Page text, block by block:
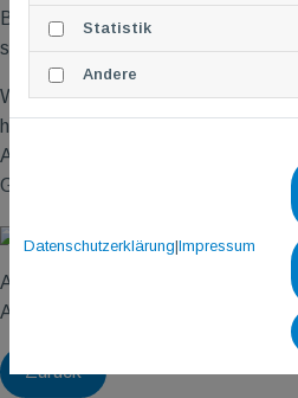
Zurück
Boule-Sport-Abzeichen (BSA) in
sechs einfachen Boule Übungen
Wer weitere Fragen und/oder
hat bekommt unter
Antwort. Oder ihr kommt einfach
Gäste sind uns immer willkommen.
Allez les boules und schöne Spiele
Axel Rau-Reisinger
Statistik
Andere
Datenschutzerklärung|Impressum